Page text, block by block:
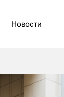
Новости